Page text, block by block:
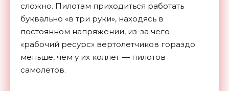
сложно. Пилотам приходиться работать
буквально «в три руки», находясь в
постоянном напряжении, из-за чего
«рабочий ресурс» вертолетчиков гораздо
меньше, чем у их коллег — пилотов
самолетов.